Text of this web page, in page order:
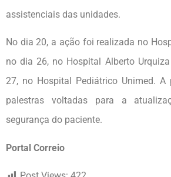
assistenciais das unidades.
No dia 20, a ação foi realizada no
no dia 26, no Hospital Alberto
27, no Hospital Pediátrico Unimed. A
palestras voltadas para a
segurança do paciente.
Portal Correio